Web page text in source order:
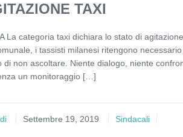
TAXI
La categoria taxi dichiara lo stato di
i tassisti milanesi ritengono
di non ascoltare. Niente dialogo, niente
un monitoraggio […]
Settembre 19, 2019 Sindacali